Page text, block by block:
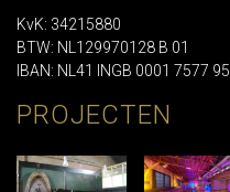
KvK: 34215880
BTW: NL129970128 B 01
IBAN: NL41 INGB 0001 7577 95
PROJECTEN